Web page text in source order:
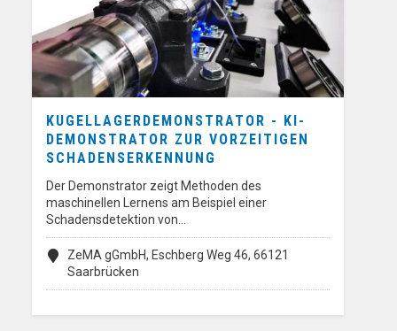
KUGELLAGERDEMONSTRATOR - KI-
DEMONSTRATOR ZUR VORZEITIGEN
SCHADENSERKENNUNG
Der Demonstrator zeigt Methoden des
maschinellen Lernens am Beispiel einer
Schadensdetektion von…
ZeMA gGmbH, Eschberg Weg 46, 66121
Saarbrücken